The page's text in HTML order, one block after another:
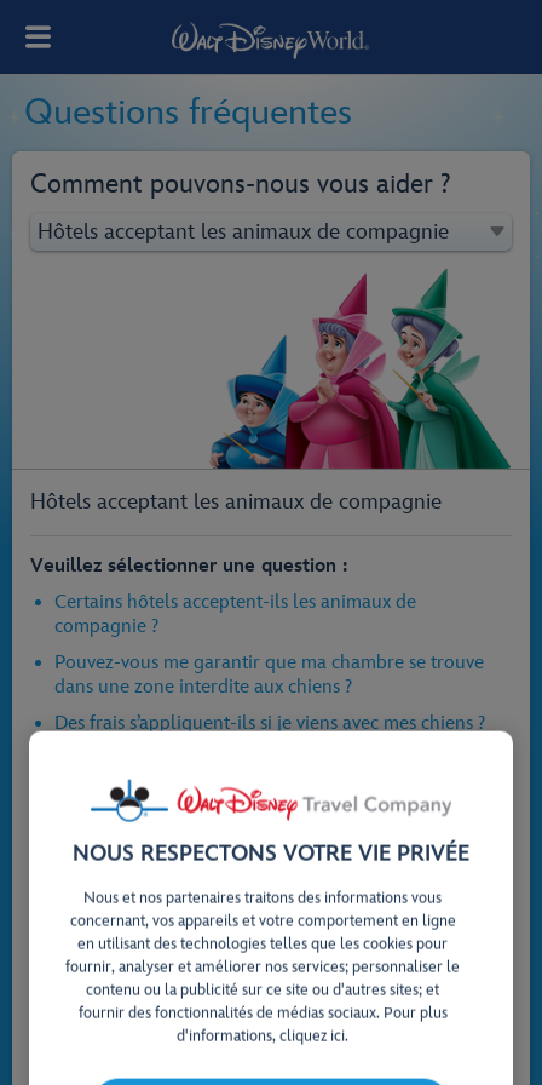
Questions fréquentes
Comment pouvons‑nous vous aider ?
Hôtels acceptant les animaux de compagnie
Veuillez sélectionner une question :
Certains hôtels acceptent-ils les animaux de
compagnie ?
Pouvez-vous me garantir que ma chambre se trouve
dans une zone interdite aux chiens ?
Des frais s’appliquent-ils si je viens avec mes chiens ?
Puis-je venir avec mes chiens dans les parcs à thème ou
à Disney Springs ?
pour mon chien ?
Pourrai-je utiliser le service de transport Disney local
avec mon chien ?
Le domaine comporte-t-il des espaces dédiés pour que
les animaux de compagnie puissent faire leurs besoins
NOUS RESPECTONS VOTRE VIE PRIVÉE
Nous et nos partenaires traitons des informations vous
concernant, vos appareils et votre comportement en ligne
en utilisant des technologies telles que les cookies pour
fournir, analyser et améliorer nos services; personnaliser le
contenu ou la publicité sur ce site ou d'autres sites; et
fournir des fonctionnalités de médias sociaux. Pour plus
d'informations, cliquez ici.